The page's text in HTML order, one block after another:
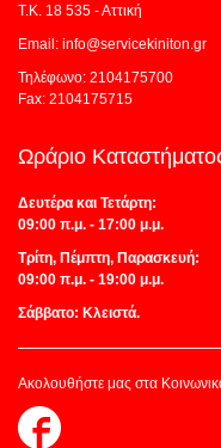
Τ.Κ. 18 535 - Αττική
Email: info@servicekiniton.gr
Τηλέφωνο: 2104175700
Fax: 2104175715
Ωράριο
Δευτέρα και Τετάρτη:
09:00 π.μ. - 17:00 μ.μ.
Τρίτη, Πέμπτη, Παρασκευή:
09:00 π.μ. - 19:00 μ.μ.
Σάββατο: Κλειστά.
Ακολουθήστε μας στα
us